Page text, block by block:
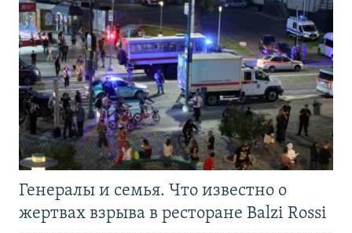
Генералы и семья. Что известно о
жертвах взрыва в ресторане Balzi Rossi